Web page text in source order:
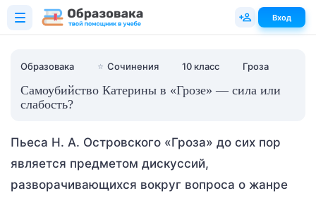
Образовака ⭐ Сочинения 10 класс Гроза
Самоубийство Катерины в «Грозе» — сила или
слабость?
Пьеса Н. А. Островского «Гроза» до сих пор
является предметом дискуссий,
разворачивающихся вокруг вопроса о жанре
Вход